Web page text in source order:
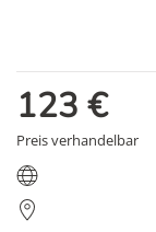
123 €
Preis verhandelbar